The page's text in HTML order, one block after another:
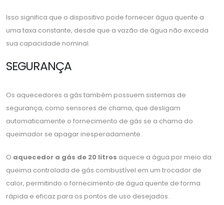
Isso significa que o dispositivo pode fornecer água quente a
uma taxa constante, desde que a vazão de água não exceda
sua capacidade nominal.
SEGURANÇA
Os aquecedores a gás também possuem sistemas de
segurança, como sensores de chama, que desligam
automaticamente o fornecimento de gás se a chama do
queimador se apagar inesperadamente.
O aquecedor a gás de 20 litros aquece a água por meio da
queima controlada de gás combustível em um trocador de
calor, permitindo o fornecimento de água quente de forma
rápida e eficaz para os pontos de uso desejados.